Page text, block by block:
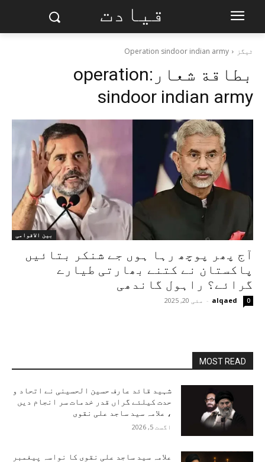
قیادت
ٹیگز Operation sindoor indian army
بطاقة شعار:operation
sindoor indian army
بین الاقوامی
آج پھر پوچھ رہا ہوں جے شنکر بتائیں
پاکستان نے کتنے بھارتی طیارے
گرائے؟ راہول گاندھی
alqaed
- مئی 20, 2025 0
MOST READ
شہید قائد عارف حسین الحسینی نے اتحاد و
حدت کیلئے گراں قدر خدمات سر انجام دیں
، علامہ سید ساجد علی نقوی
اگست 5, 2026
علامہ سید ساجد علی نقوی کا نواسہ پیغمبر